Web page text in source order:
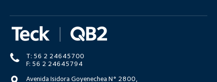
T: 56 2 24645700
F: 56 2 24645794
Avenida Isidora Goyenechea N° 2800,